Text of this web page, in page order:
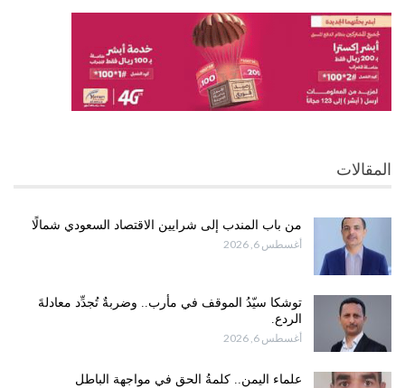
المقالات
من باب المندب إلى شرايين الاقتصاد السعودي شمالًا
أغسطس 6, 2026
توشكا سيّدُ الموقف في مأرب.. وضربةٌ تُجدِّد معادلةَ
الردع.
أغسطس 6, 2026
علماء اليمن.. كلمةُ الحق في مواجهة الباطل